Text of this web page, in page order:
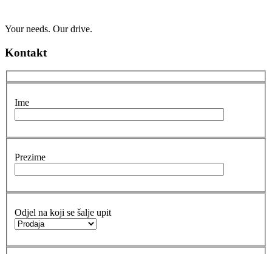
Your needs. Our drive.
Kontakt
Ime
Prezime
Odjel na koji se šalje upit